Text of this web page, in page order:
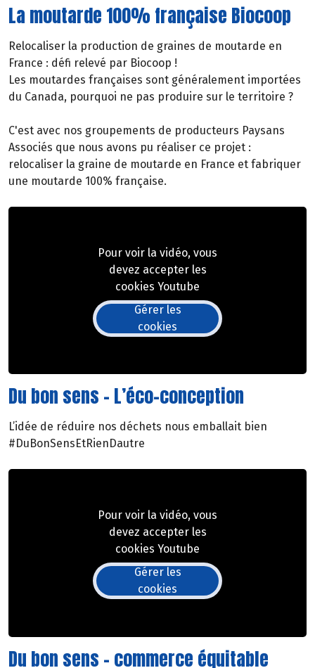
La moutarde 100% française Biocoop
Relocaliser la production de graines de moutarde en
France : défi relevé par Biocoop !
Les moutardes françaises sont généralement importées
du Canada, pourquoi ne pas produire sur le territoire ?
C'est avec nos groupements de producteurs Paysans
Associés que nous avons pu réaliser ce projet :
relocaliser la graine de moutarde en France et fabriquer
une moutarde 100% française.
Pour voir la vidéo, vous
devez accepter les
cookies Youtube
Gérer les
cookies
Du bon sens - L’éco-conception
L’idée de réduire nos déchets nous emballait bien
#DuBonSensEtRienDautre
Pour voir la vidéo, vous
devez accepter les
cookies Youtube
Gérer les
cookies
Du bon sens - commerce équitable